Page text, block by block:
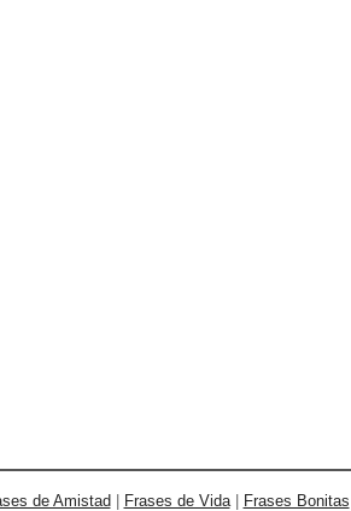
de Amistad Frases de Vida| Frases Bonitas